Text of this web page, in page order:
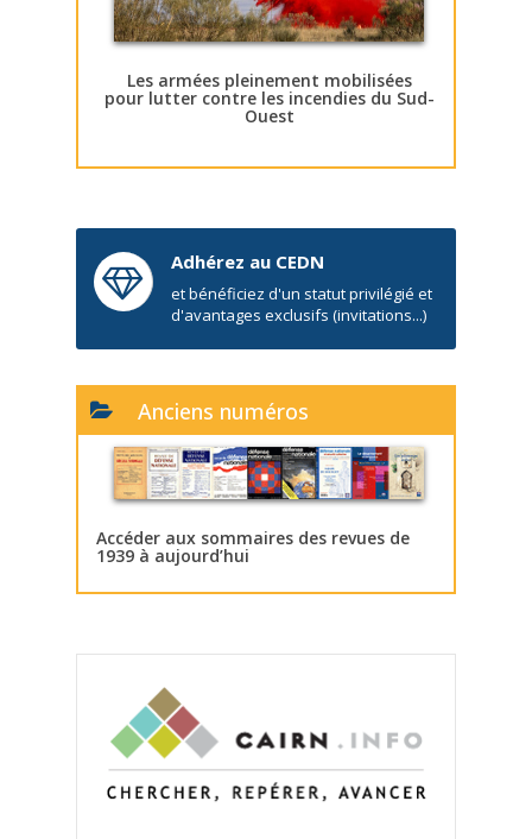
Les armées pleinement mobilisées
pour lutter contre les incendies du Sud-
Ouest
Adhérez au CEDN
et bénéficiez d'un statut privilégié et
d'avantages exclusifs (invitations...)
Anciens numéros
Accéder aux sommaires des revues de
1939 à aujourd’hui